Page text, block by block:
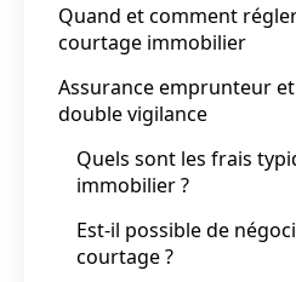
Quand et comment
courtage immobilier
Assurance emprunteur
double vigilance
Quels sont les frais
immobilier ?
Est-il possible de
courtage ?